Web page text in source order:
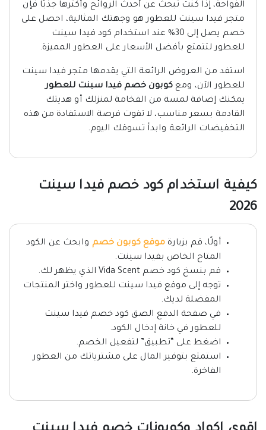
الفواحة، إذا كنت تبحث عن أحدث الروائح وأكثرها جذبًا فإن
متجر فيدا سينت للعطور هو وجهتك المثالية، احصل على
خصم يصل إلى 30% عند استخدام كود فيدا سينت
للعطور لتتمتع بأفضل الأسعار على العطور المميزة.
استفد من العروض الرائعة التي يقدمها متجر فيدا سينت
للعطور الآن، ومع كوبون خصم فيدا سينت للعطور
يمكنك إضافة لمسة من الفخامة لمنزلك أو هديتك
القادمة بسعر مناسب، لا تفوت فرصة الاستفادة من هذه
التخفيضات الرائعة وابدأ تسوقك اليوم.
كيفية استخدام كود خصم فيدا سينت
2026
أولًا، قم بزيارة موقع كوبون خصم وابحث عن الكود
المتاح الخاص بفيدا سينت.
قم بنسخ كود خصم Vida Scent الذي يظهر لك.
توجه إلى موقع فيدا سينت للعطور واختر المنتجات
المفضلة لديك.
في صفحة الدفع الصق كود خصم فيدا سينت
للعطور في خانة إدخال الكود.
اضغط على “تطبيق” لتفعيل الخصم.
استمتع بتوفير المال على مشترياتك من العطور
الفاخرة.